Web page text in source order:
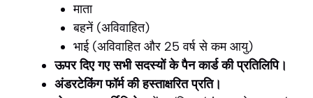
माता
बहनें (अविवाहित)
भाई (अविवाहित और 25 वर्ष से कम आयु)
ऊपर दिए गए सभी सदस्यों के पैन कार्ड की प्रतिलिपि।
अंडरटेकिंग फॉर्म की हस्ताक्षरित प्रति।